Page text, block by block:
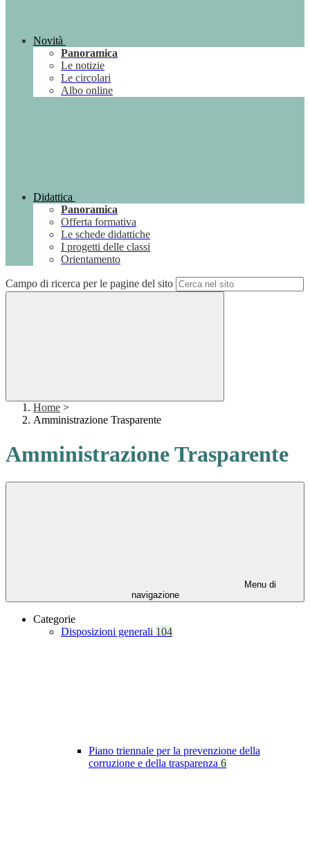
Novità
Panoramica
Le notizie
Le circolari
Albo online
Didattica
Panoramica
Offerta formativa
Le schede didattiche
I progetti delle classi
Orientamento
Campo di ricerca per le pagine del sito
Home >
Amministrazione Trasparente
Amministrazione Trasparente
Menu di
navigazione
Categorie
Disposizioni generali 104
Piano triennale per la prevenzione della
corruzione e della trasparenza 6